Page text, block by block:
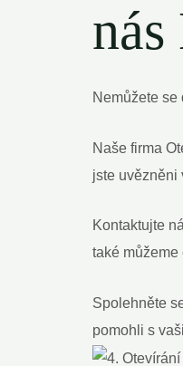
Nemůžete se
Naše firma
jste uvězněni
Kontaktujte
také můžeme
Spolehněte
pomohli s